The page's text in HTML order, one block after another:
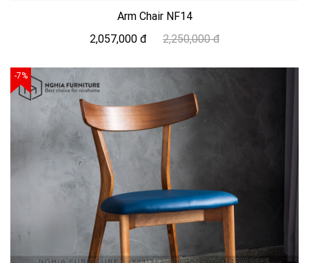
Arm Chair NF14
2,057,000 đ
2,250,000 đ
-7%